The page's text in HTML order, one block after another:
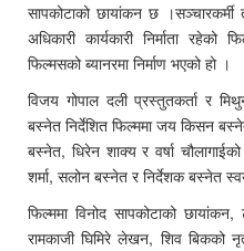
सापकोटाको छायांकन छ
अधिकारी कार्यकारी निर्माता
फिल्मसको ब्यानरमा निर्माण भएको हो ।
विजय गोपाल दली प्रस्तुतकर्ता र
बस्नेत निर्देशित फिल्ममा जय किसन
बस्नेत, धिरेन शाक्य र वर्षा
शर्मा, सलोन बस्नेत र निर्देशक बस्नेत
फिल्ममा विनोद सापकोटाको
रामकाजी घिमिरे लेखन, शिव बिकको